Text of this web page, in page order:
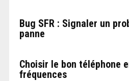
Bug SFR : Signaler un
panne
Choisir le bon téléphone
fréquences